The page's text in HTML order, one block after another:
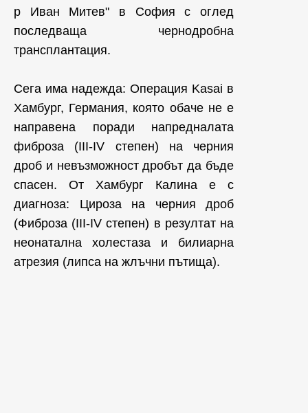
р Иван Митев" в София с оглед
последваща чернодробна
трансплантация.
Сега има надежда: Операция Kasai в
Хамбург, Германия, която обаче не е
направена поради напредналата
фиброза (III-IV степен) на черния
дроб и невъзможност дробът да бъде
спасен. От Хамбург Калина е с
диагноза: Цироза на черния дроб
(Фиброза (III-IV степен) в резултат на
неонатална холестаза и билиарна
атрезия (липса на жлъчни пътища).